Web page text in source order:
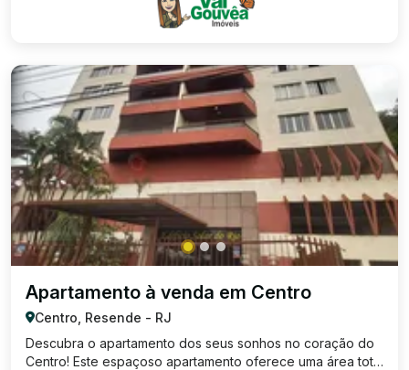
Apartamento à venda em Centro
Centro, Resende - RJ
Descubra o apartamento dos seus sonhos no coração do
Centro! Este espaçoso apartamento oferece uma área total